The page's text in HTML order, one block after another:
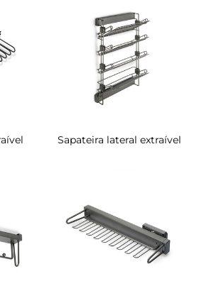
Sapateira lateral extraível